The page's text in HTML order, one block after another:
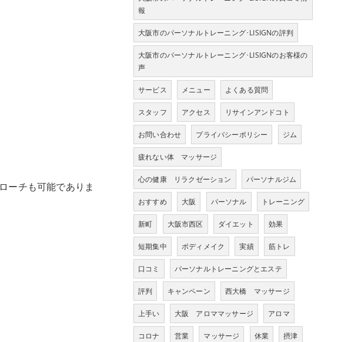
ーチも可能でありま
報
大阪市のパーソナルトレーニング･LISIGNの評判
大阪市のパーソナルトレーニング･LISIGNのお客様の
声
サービス メニュー よくある質問
スタッフ アクセス リサインアンドコト
お問い合わせ プライバシーポリシー ジム
疲れない体 マッサージ
心の健康 リラクゼーション パーソナルジム
おすすめ 大阪 パーソナル トレーニング
新町 大阪市西区 ダイエット 効果
短期集中 ボディメイク 実績 筋トレ
口コミ パーソナルトレーニングとエステ
評判 キャンペーン 西大橋 マッサージ
上手い 大阪 アロママッサージ アロマ
コロナ 営業 マッサージ 休業 摂津